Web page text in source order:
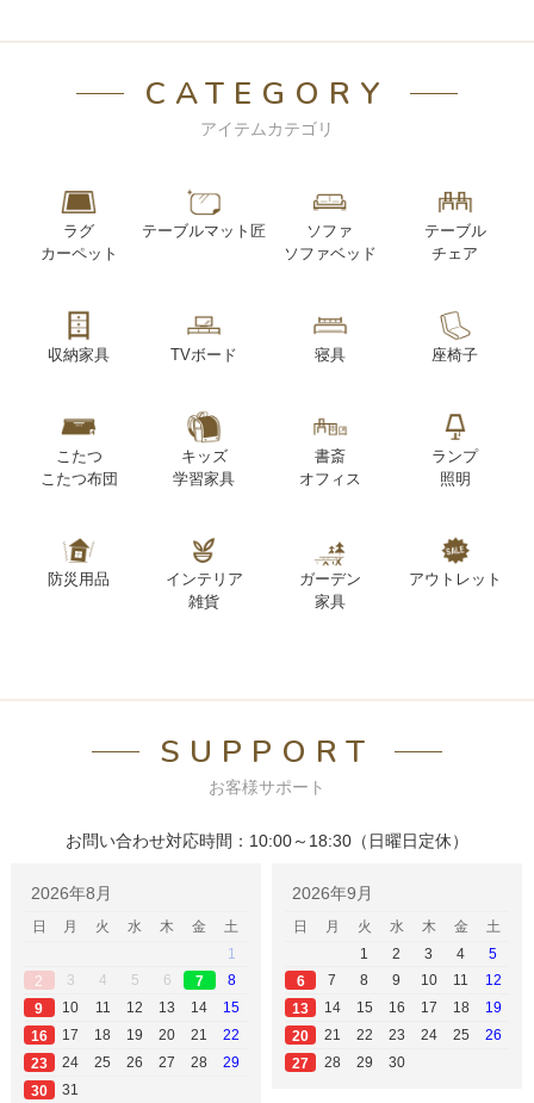
CATEGORY
アイテムカテゴリ
ラグ
カーペット
テーブルマット匠
ソファ
ソファベッド
テーブル
チェア
収納家具 TVボード 寝具 座椅子
こたつ
こたつ布団
キッズ
学習家具
書斎
オフィス
ランプ
照明
防災用品
インテリア
雑貨
ガーデン
家具
アウトレット
SUPPORT
お客様サポート
お問い合わせ対応時間：10:00～18:30（日曜日定休）
2026年8月
日 月 火 水 木 金
土
1
2
3 4 5 6 7
8
9
10 11 12 13 14
15
16
17 18 19 20 21
22
23
24 25 26 27 28
29
30
31
2026年9月
日 月 火 水 木 金
土
1
2 3 4
5
6
7 8 9 10 11
12
13
14 15 16 17 18
19
20
21 22 23 24 25
26
27
28 29 30